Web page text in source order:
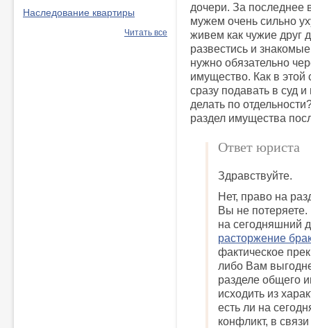
дочери. За
мужем очень сильно
живем как чужие друг
развестись и
нужно обязательно
имущество. Как в этой
сразу подавать в суд
делать по
раздел имущества
Ответ юриста
Здравствуйте.
Нет, право на
Вы не
на сегодняшний
расторжение
фактическое
либо Вам
разделе общего
исходить из
есть ли на
конфликт, в
Наследование квартиры
Читать все